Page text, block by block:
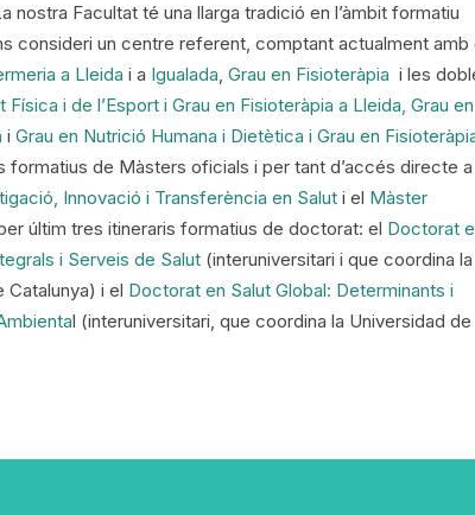
nostra Facultat té una llarga tradició en l’àmbit formatiu
consideri un centre referent, comptant actualment amb
a Lleida i a Igualada, Grau en Fisioteràpia i les
Física i de l’Esport i Grau en Fisioteràpia a Lleida, Grau en
i Grau en Nutrició Humana i Dietètica i Grau en
formatius de Màsters oficials i per tant d’accés directe a
Innovació i Transferència en Salut i el Màster
últim tres itineraris formatius de doctorat: el Doctorat
i Serveis de Salut (interuniversitari i que coordina la
i el Doctorat en Salut Global: Determinants i
l (interuniversitari, que coordina la Universidad de